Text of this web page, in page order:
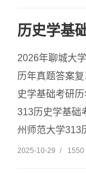
历史学基
2026年聊城大
历年真题答案
史学基础考研
313历史学基础
州师范大学313
2025-10-29 / 1550